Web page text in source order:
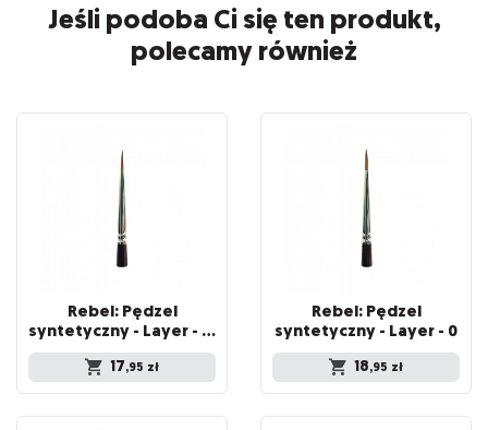
Jeśli podoba Ci się ten produkt,
polecamy również
Rebel: Pędzel
syntetyczny - Layer - 00
17,95 zł
Rebel: Pędzel
syntetyczny - Layer - 0
18,95 zł